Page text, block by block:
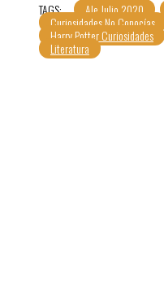
TAGS:
Ale Julio 2020
Curiosidades No Conocías
Harry Potter Curiosidades
Literatura